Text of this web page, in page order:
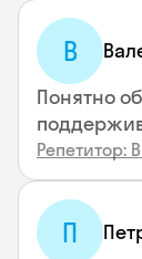
В
Понятно
Репетитор:
П